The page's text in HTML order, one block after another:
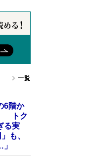
一覧
6階か
トク
る実
も、